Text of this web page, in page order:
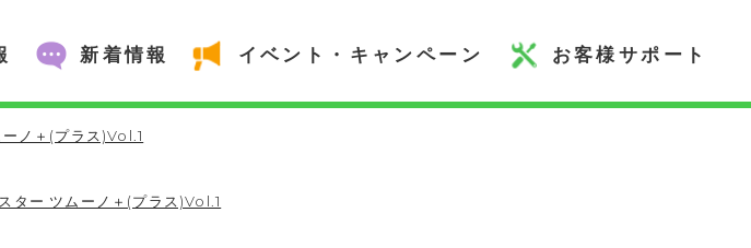
新着情報 イベント・キャンペーン お客様サポート
ノ＋(プラス)Vol.1
ター ツムーノ＋(プラス)Vol.1